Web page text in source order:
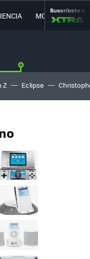
MOVILIDAD
Suscríbete a
Z Eclipse